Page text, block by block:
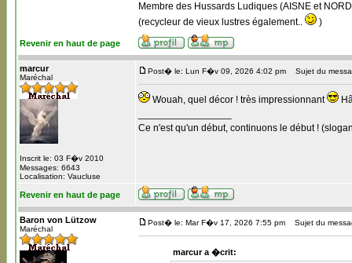
Membre des Hussards Ludiques (AISNE et
(recycleur de vieux lustres également..
)
Revenir en haut de page
marcur
Maréchal
Inscrit le: 03 F�v 2010
Messages: 6643
Localisation: Vaucluse
Post� le: Lun F�v 09, 2026 4:02 pm Sujet du
Wouah, quel décor ! très impressionnant
Ce n'est qu'un début, continuons le début !
Revenir en haut de page
Baron von Lützow
Maréchal
Post� le: Mar F�v 17, 2026 7:55 pm Sujet du
marcur a �crit: